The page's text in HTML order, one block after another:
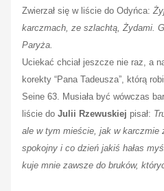
Zwierzał się w liście do Odyńca:
karczmach, ze szlachtą, Żydami.
Paryża.
Uciekać chciał jeszcze nie raz, a
korekty “Pana Tadeusza”, którą
Seine 63. Musiała być wówczas
liście do Julii Rzewuskiej pisał:
ale w tym mieście, jak w karczmie
spokojny i co dzień jakiś hałas
kuje mnie zawsze do bruków,